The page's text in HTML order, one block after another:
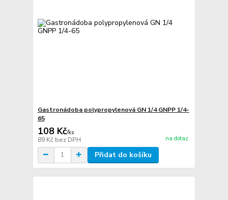
Gastronádoba polypropylenová GN 1/4 GNPP 1/4-
65
108 Kč/ks
89 Kč bez DPH na dotaz
Přidat do košíku